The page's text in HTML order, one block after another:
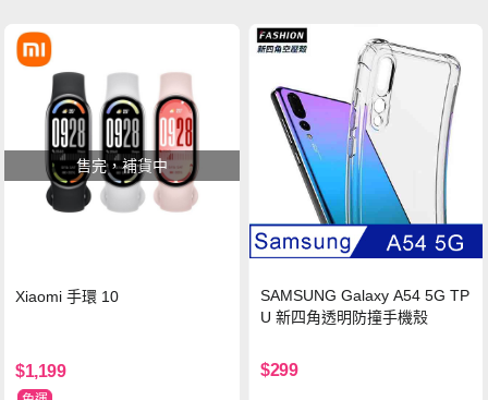
售完，補貨中
Xiaomi 手環 10
$1,199
SAMSUNG Galaxy A54 5G TP
U 新四角透明防撞手機殼
$299